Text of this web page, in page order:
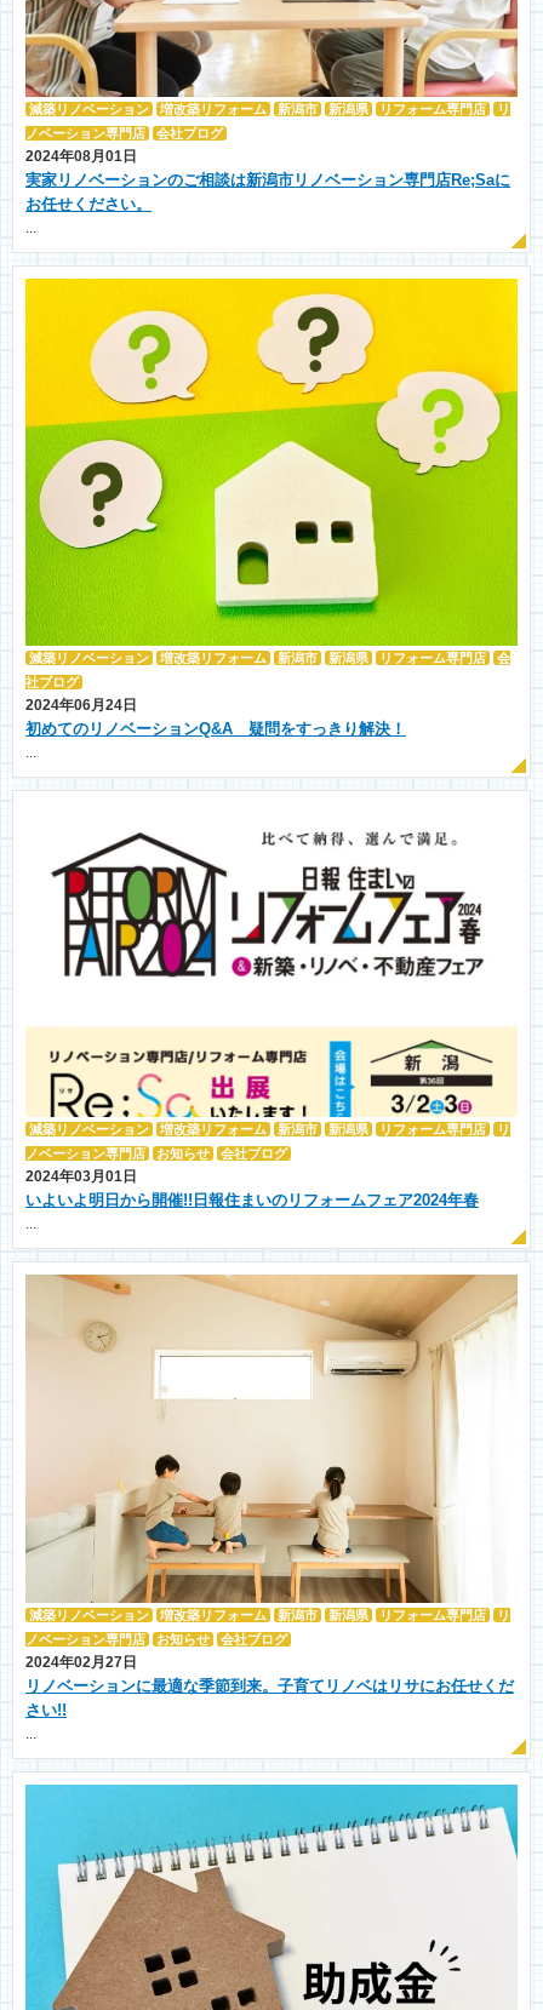
減築リノベーション 増改築リフォーム 新潟市 新潟県 リフォーム専門店
リ
ノベーション専門店
会社ブログ
2024年08月01日
実家リノベーションのご相談は新潟市リノベーション専門店Re;Saに
お任せください。
...
減築リノベーション 増改築リフォーム 新潟市 新潟県 リフォーム専門店
会
社ブログ
2024年06月24日
初めてのリノベーションQ&A 疑問をすっきり解決！
...
減築リノベーション 増改築リフォーム 新潟市 新潟県 リフォーム専門店
リ
ノベーション専門店
お知らせ 会社ブログ
2024年03月01日
いよいよ明日から開催!!日報住まいのリフォームフェア2024年春
...
減築リノベーション 増改築リフォーム 新潟市 新潟県 リフォーム専門店
リ
ノベーション専門店
お知らせ 会社ブログ
2024年02月27日
リノベーションに最適な季節到来。子育てリノベはリサにお任せくだ
さい!!
...